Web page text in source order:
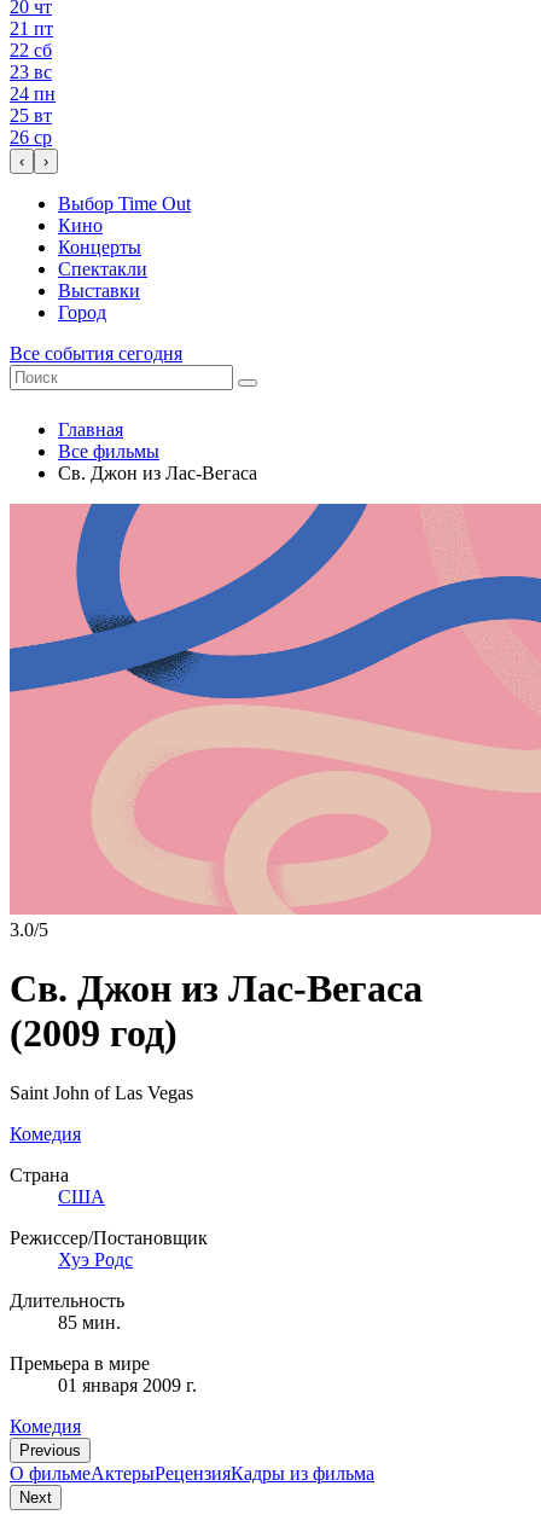
20 чт
21 пт
22 сб
23 вс
24 пн
25 вт
26 ср
‹ ›
Выбор Time Out
Кино
Концерты
Спектакли
Выставки
Город
Все события сегодня
Главная
Все фильмы
Св. Джон из Лас-Вегаса
3.0/5
Св. Джон из Лас-Вегаса
(2009 год)
Saint John of Las Vegas
Комедия
Страна
США
Режиссер/Постановщик
Хуэ Родс
Длительность
85 мин.
Премьера в мире
01 января 2009 г.
Комедия
Previous
О фильмеАктерыРецензияКадры из фильмa
Next